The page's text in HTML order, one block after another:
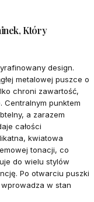
Który
design.
metalowej puszce o
chroni zawartość,
Centralnym punktem
a zarazem
całości
kwiatowa
tonacji, co
do wielu stylów
Po otwarciu puszki
w stan